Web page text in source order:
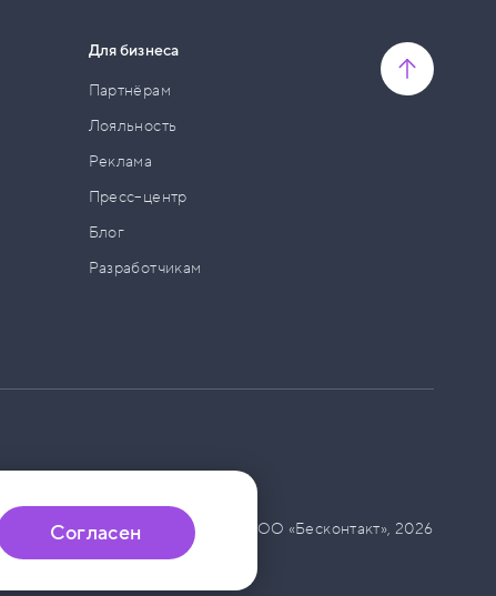
Для бизнеса
Партнёрам
Лояльность
Реклама
Пресс–центр
Блог
Разработчикам
© ООО «Бесконтакт», 2026
Согласен